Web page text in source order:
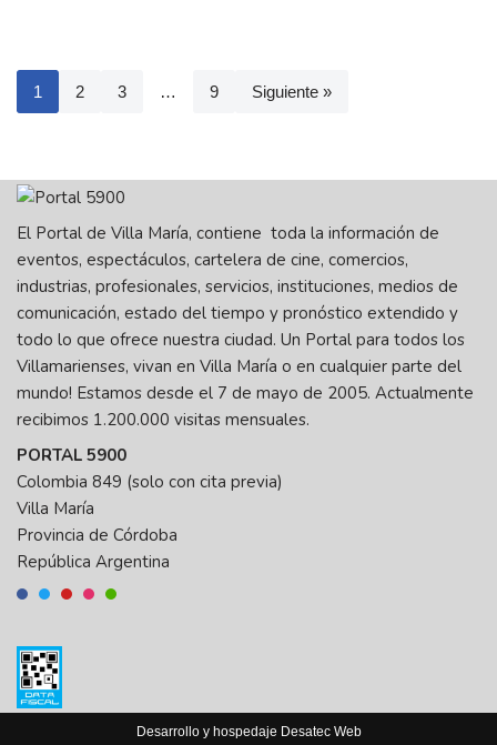
1 2 3 … 9 Siguiente »
El Portal de Villa María, contiene toda la información de
eventos, espectáculos, cartelera de cine, comercios,
industrias, profesionales, servicios, instituciones, medios de
comunicación, estado del tiempo y pronóstico extendido y
todo lo que ofrece nuestra ciudad. Un Portal para todos los
Villamarienses, vivan en Villa María o en cualquier parte del
mundo! Estamos desde el 7 de mayo de 2005. Actualmente
recibimos 1.200.000 visitas mensuales.
PORTAL 5900
Colombia 849 (solo con cita previa)
Villa María
Provincia de Córdoba
República Argentina
Desarrollo y hospedaje Desatec Web